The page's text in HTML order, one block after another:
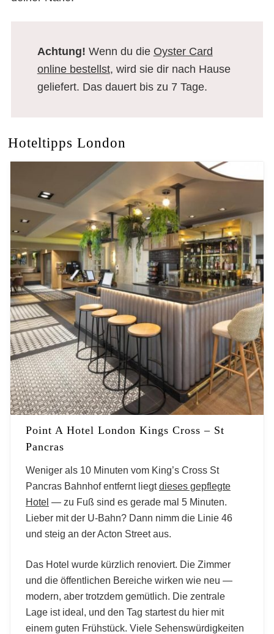
Achtung! Wenn du die Oyster Card
online bestellst, wird sie dir nach Hause
geliefert. Das dauert bis zu 7 Tage.
Hoteltipps London
Point A Hotel London Kings Cross – St
Pancras
Weniger als 10 Minuten vom King’s Cross St
Pancras Bahnhof entfernt liegtdieses gepflegte
Hotel — zu Fuß sind es gerade mal 5 Minuten.
Lieber mit der U-Bahn? Dann nimm die Linie 46
und steig an der Acton Street aus.
Das Hotel wurde kürzlich renoviert. Die Zimmer
und die öffentlichen Bereiche wirken wie neu —
modern, aber trotzdem gemütlich. Die zentrale
Lage ist ideal, und den Tag startest du hier mit
einem guten Frühstück. Viele Sehenswürdigkeiten